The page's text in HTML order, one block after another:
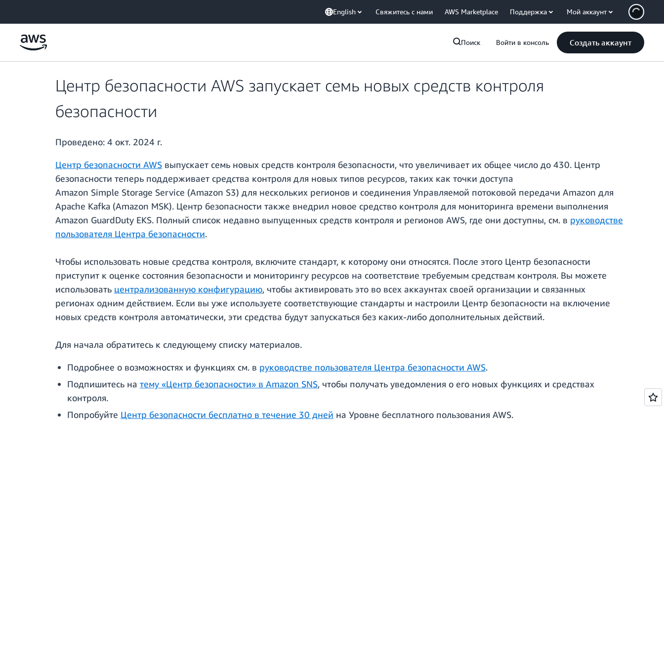
English Свяжитесь с нами AWS Marketplace Поддержка Мой аккаунт
Поиск Войти в консоль Создать аккаунт
Центр безопасности AWS запускает семь новых средств контроля
безопасности
Проведено: 4 окт. 2024 г.
Центр безопасности AWS выпускает семь новых средств контроля безопасности, что увеличивает их общее число до 430. Центр
безопасности теперь поддерживает средства контроля для новых типов ресурсов, таких как точки доступа
Amazon Simple Storage Service (Amazon S3) для нескольких регионов и соединения Управляемой потоковой передачи Amazon для
Apache Kafka (Amazon MSK). Центр безопасности также внедрил новое средство контроля для мониторинга времени выполнения
Amazon GuardDuty EKS. Полный список недавно выпущенных средств контроля и регионов AWS, где они доступны, см. в руководстве
пользователя Центра безопасности.
Чтобы использовать новые средства контроля, включите стандарт, к которому они относятся. После этого Центр безопасности
приступит к оценке состояния безопасности и мониторингу ресурсов на соответствие требуемым средствам контроля. Вы можете
использовать централизованную конфигурацию, чтобы активировать это во всех аккаунтах своей организации и связанных
регионах одним действием. Если вы уже используете соответствующие стандарты и настроили Центр безопасности на включение
новых средств контроля автоматически, эти средства будут запускаться без каких-либо дополнительных действий.
Для начала обратитесь к следующему списку материалов.
Подробнее о возможностях и функциях см. в руководстве пользователя Центра безопасности AWS.
Подпишитесь на тему «Центр безопасности» в Amazon SNS, чтобы получать уведомления о его новых функциях и средствах
контроля.
Попробуйте Центр безопасности бесплатно в течение 30 дней на Уровне бесплатного пользования AWS.